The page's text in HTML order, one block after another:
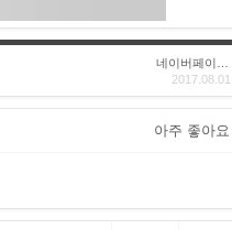
2017.08.01
아주 좋아요